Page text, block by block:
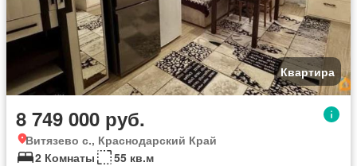
Квартира
8 749 000 руб.
Витязево с., Краснодарский Край
2 Комнаты
55 кв.м